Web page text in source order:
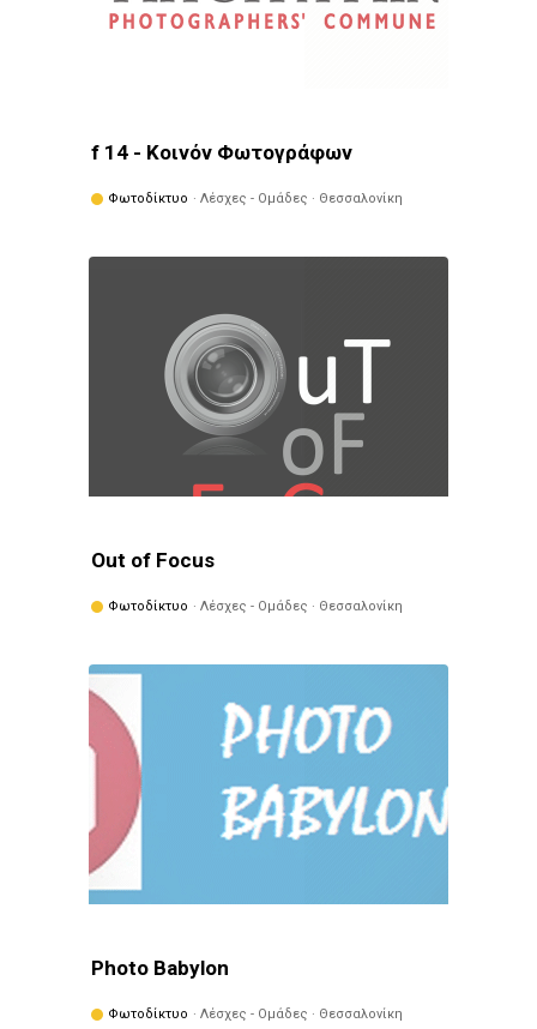
f 14 - Κοινόν Φωτογράφων
Φωτοδίκτυο · Λέσχες - Ομάδες · Θεσσαλονίκη
Out of Focus
Φωτοδίκτυο · Λέσχες - Ομάδες · Θεσσαλονίκη
Photo Babylon
Φωτοδίκτυο · Λέσχες - Ομάδες · Θεσσαλονίκη